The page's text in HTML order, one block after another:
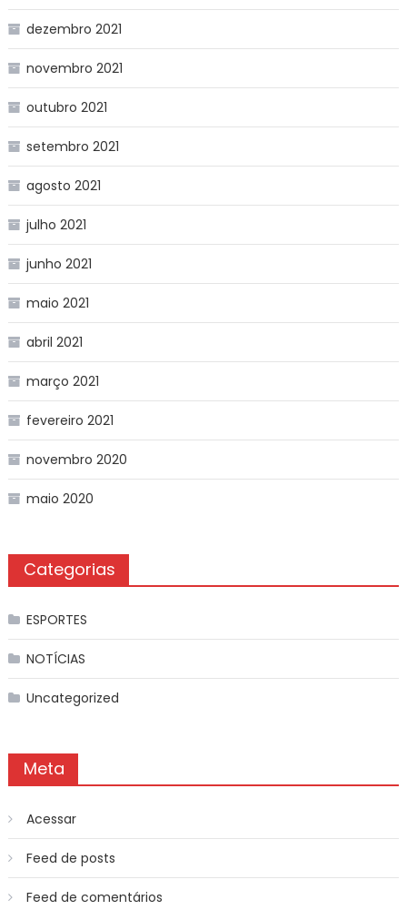
dezembro 2021
novembro 2021
outubro 2021
setembro 2021
agosto 2021
julho 2021
junho 2021
maio 2021
abril 2021
março 2021
fevereiro 2021
novembro 2020
maio 2020
Categorias
ESPORTES
NOTÍCIAS
Uncategorized
Meta
Acessar
Feed de posts
Feed de comentários